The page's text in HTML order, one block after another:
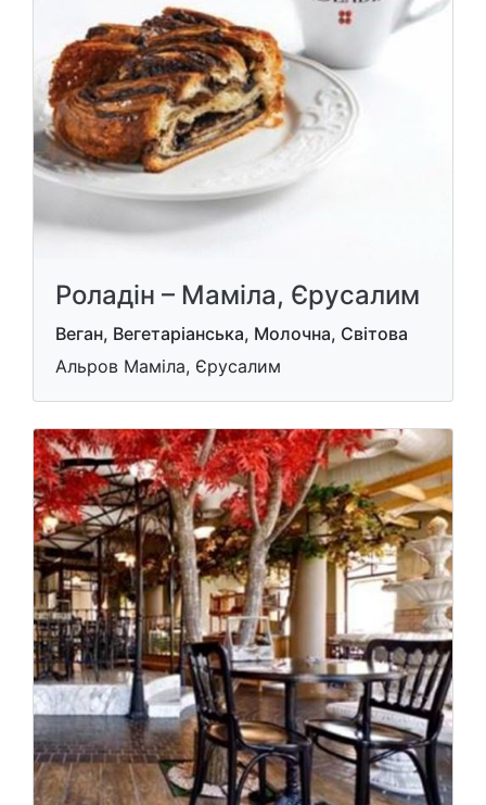
Роладін – Маміла, Єрусалим
Веган, Вегетаріанська, Молочна, Світова
Альров Маміла, Єрусалим